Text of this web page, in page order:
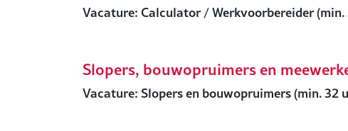
Vacature: Calculator / Werkvoorbereider
Slopers, bouwopruimers en
Vacature: Slopers en bouwopruimers (min.